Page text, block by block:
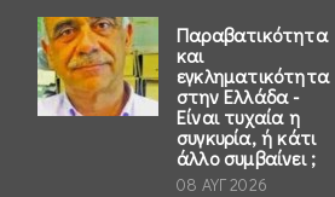
Παραβατικότητα
και
εγκληματικότητα
στην Ελλάδα -
Είναι τυχαία η
συγκυρία, ή κάτι
άλλο συμβαίνει ;
08 ΑΥΓ 2026